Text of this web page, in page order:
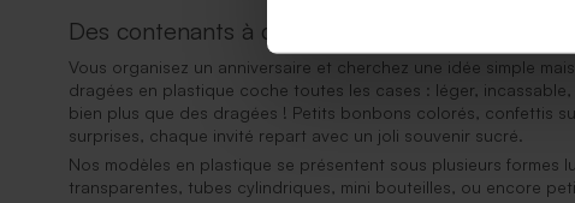
Des contenants à dragées en plastique : le
Vous organisez un anniversaire et cherchez une idée simple
dragées en plastique coche toutes les cases : léger,
bien plus que des dragées ! Petits bonbons colorés, confettis
surprises, chaque invité repart avec un joli souvenir sucré.
Nos modèles en plastique se présentent sous plusieurs formes
transparentes, tubes cylindriques, mini bouteilles, ou encore